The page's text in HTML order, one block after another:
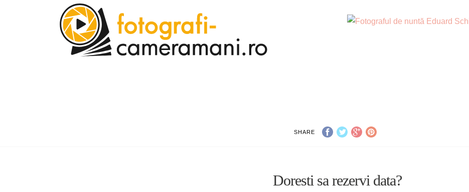
SHARE
Doresti sa rezervi data?